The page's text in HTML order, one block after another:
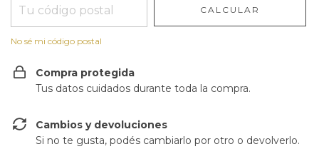
CALCULAR
No sé mi código postal
Compra protegida
Tus datos cuidados durante toda la compra.
Cambios y devoluciones
Si no te gusta, podés cambiarlo por otro o devolverlo.